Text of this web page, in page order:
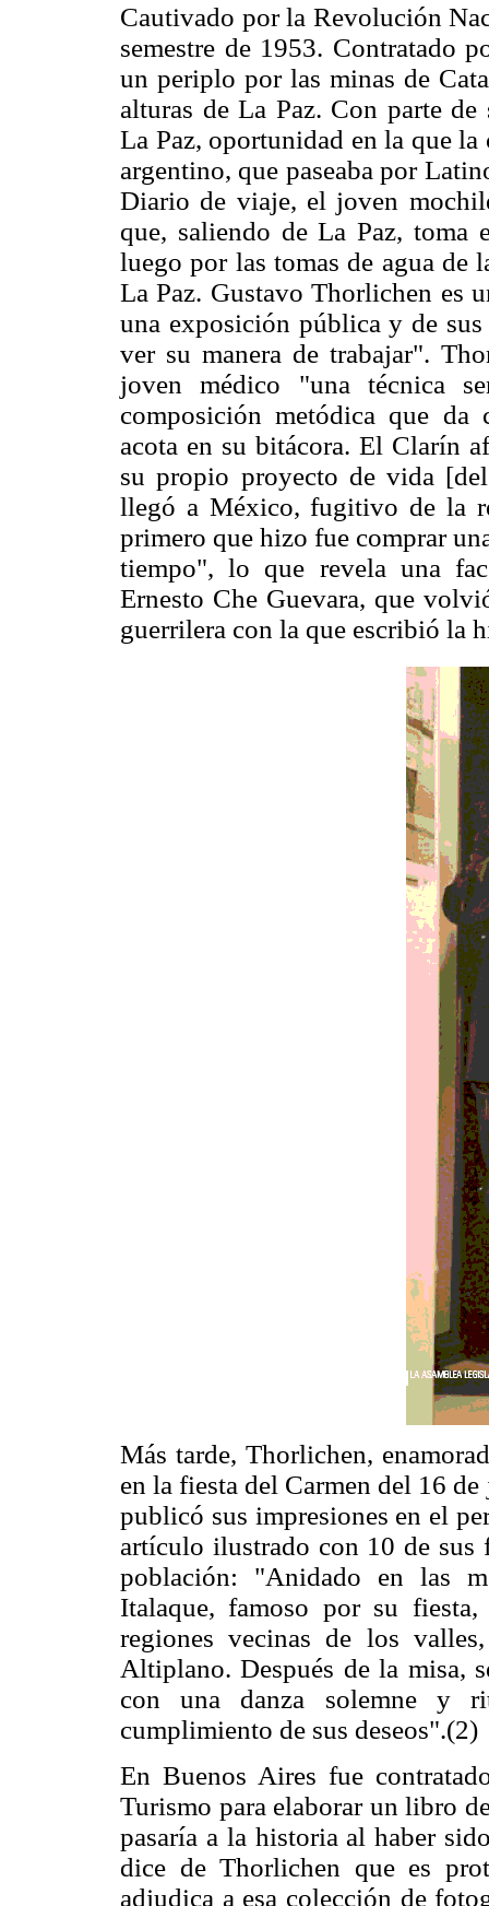
Cautivado por la Revolución
semestre de 1953. Contratado
un periplo por las minas de
alturas de La Paz. Con parte
La Paz, oportunidad en la que
argentino, que paseaba por
Diario de viaje, el joven
que, saliendo de La Paz, toma
luego por las tomas de agua de
La Paz. Gustavo Thorlichen es
una exposición pública y de
ver su manera de trabajar".
joven médico "una técnica
composición metódica que
acota en su bitácora. El Clarín
su propio proyecto de vida
llegó a México, fugitivo de la
primero que hizo fue comprar
tiempo", lo que revela una
Ernesto Che Guevara, que
guerrilera con la que escribió la
Más tarde, Thorlichen,
en la fiesta del Carmen del 16
publicó sus impresiones en el
artículo ilustrado con 10 de sus
población: "Anidado en las
Italaque, famoso por su
regiones vecinas de los
Altiplano. Después de la misa,
con una danza solemne y
cumplimiento de sus deseos".(2)
En Buenos Aires fue
Turismo para elaborar un libro
pasaría a la historia al haber
dice de Thorlichen que es
adjudica a esa colección de